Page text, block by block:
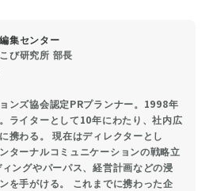
集センター
び研究所 部長
ンズ協会認定PRプランナー。1998年
ライターとして10年にわたり、社内広
携わる。 現在はディレクターとし
ターナルコミュニケーションの戦略立
ングやパーパス、経営計画などの浸
を手がける。 これまでに携わった企